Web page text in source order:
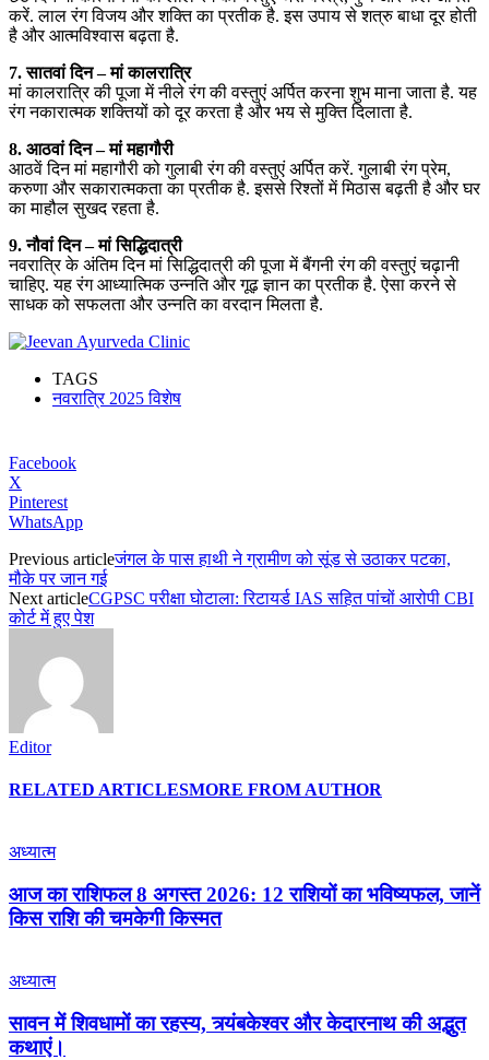
करें. लाल रंग विजय और शक्ति का प्रतीक है. इस उपाय से शत्रु बाधा दूर होती
है और आत्मविश्वास बढ़ता है.
7. सातवां दिन – मां कालरात्रि
मां कालरात्रि की पूजा में नीले रंग की वस्तुएं अर्पित करना शुभ माना जाता है. यह
रंग नकारात्मक शक्तियों को दूर करता है और भय से मुक्ति दिलाता है.
8. आठवां दिन – मां महागौरी
आठवें दिन मां महागौरी को गुलाबी रंग की वस्तुएं अर्पित करें. गुलाबी रंग प्रेम,
करुणा और सकारात्मकता का प्रतीक है. इससे रिश्तों में मिठास बढ़ती है और घर
का माहौल सुखद रहता है.
9. नौवां दिन – मां सिद्धिदात्री
नवरात्रि के अंतिम दिन मां सिद्धिदात्री की पूजा में बैंगनी रंग की वस्तुएं चढ़ानी
चाहिए. यह रंग आध्यात्मिक उन्नति और गूढ़ ज्ञान का प्रतीक है. ऐसा करने से
साधक को सफलता और उन्नति का वरदान मिलता है.
TAGS
नवरात्रि 2025 विशेष
Facebook
X
Pinterest
WhatsApp
Previous articleजंगल के पास हाथी ने ग्रामीण को सूंड से उठाकर पटका,
मौके पर जान गई
Next articleCGPSC परीक्षा घोटाला: रिटायर्ड IAS सहित पांचों आरोपी CBI
कोर्ट में हुए पेश
Editor
RELATED ARTICLESMORE FROM AUTHOR
अध्यात्म
आज का राशिफल 8 अगस्त 2026: 12 राशियों का भविष्यफल, जानें
किस राशि की चमकेगी किस्मत
अध्यात्म
सावन में शिवधामों का रहस्य, त्र्यंबकेश्वर और केदारनाथ की अद्भुत
कथाएं।